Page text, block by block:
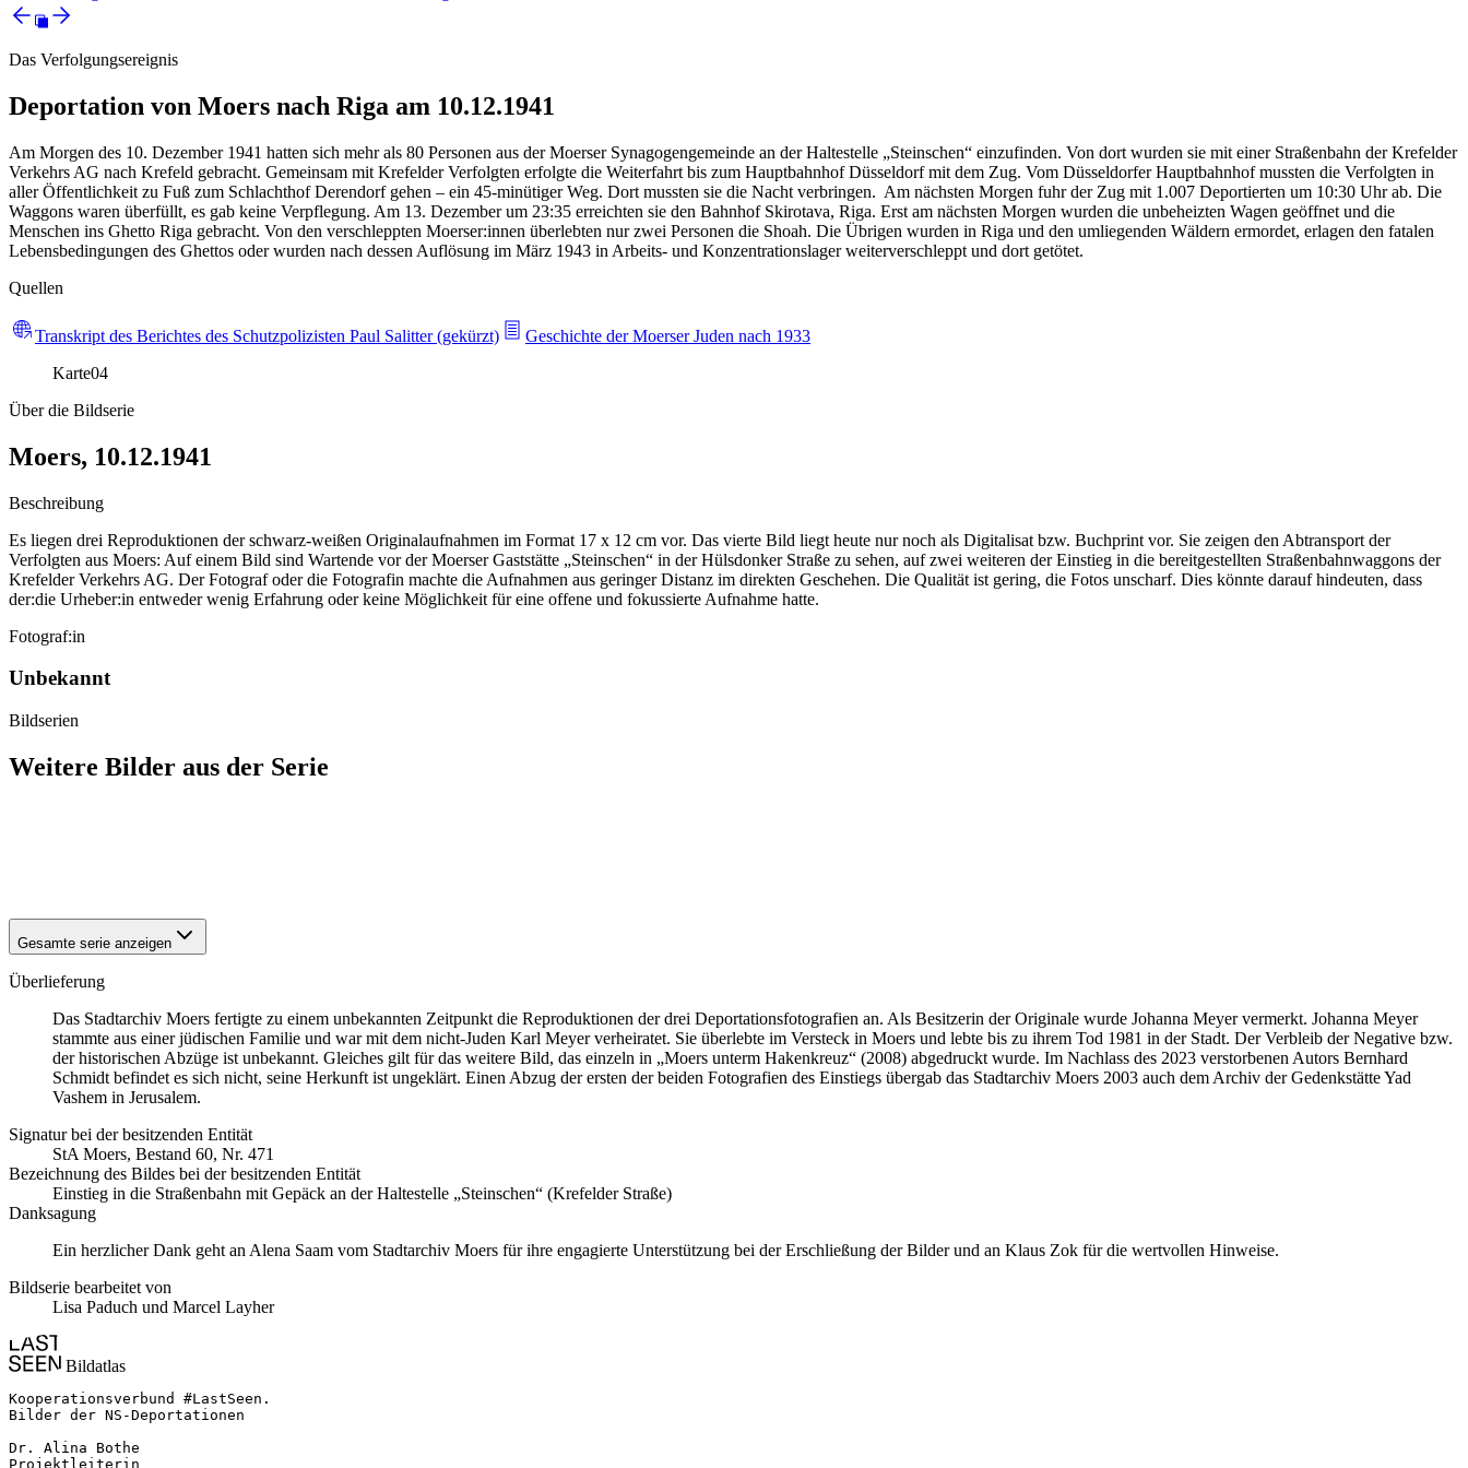
Das Verfolgungsereignis
Deportation von Moers nach Riga am 10.12.1941
Am Morgen des 10. Dezember 1941 hatten sich mehr als 80 Personen aus der Moerser Synagogengemeinde an der Haltestelle „Steinschen“ einzufinden. Von dort wurden sie mit einer Straßenbahn der Krefelder
Verkehrs AG nach Krefeld gebracht. Gemeinsam mit Krefelder Verfolgten erfolgte die Weiterfahrt bis zum Hauptbahnhof Düsseldorf mit dem Zug. Vom Düsseldorfer Hauptbahnhof mussten die Verfolgten in
aller Öffentlichkeit zu Fuß zum Schlachthof Derendorf gehen – ein 45-minütiger Weg. Dort mussten sie die Nacht verbringen. Am nächsten Morgen fuhr der Zug mit 1.007 Deportierten um 10:30 Uhr ab. Die
Waggons waren überfüllt, es gab keine Verpflegung. Am 13. Dezember um 23:35 erreichten sie den Bahnhof Skirotava, Riga. Erst am nächsten Morgen wurden die unbeheizten Wagen geöffnet und die
Menschen ins Ghetto Riga gebracht. Von den verschleppten Moerser:innen überlebten nur zwei Personen die Shoah. Die Übrigen wurden in Riga und den umliegenden Wäldern ermordet, erlagen den fatalen
Lebensbedingungen des Ghettos oder wurden nach dessen Auflösung im März 1943 in Arbeits- und Konzentrationslager weiterverschleppt und dort getötet.
Quellen
Transkript des Berichtes des Schutzpolizisten Paul Salitter (gekürzt)
Geschichte der Moerser Juden nach 1933
Karte04
Über die Bildserie
Moers, 10.12.1941
Beschreibung
Es liegen drei Reproduktionen der schwarz-weißen Originalaufnahmen im Format 17 x 12 cm vor. Das vierte Bild liegt heute nur noch als Digitalisat bzw. Buchprint vor. Sie zeigen den Abtransport der
Verfolgten aus Moers: Auf einem Bild sind Wartende vor der Moerser Gaststätte „Steinschen“ in der Hülsdonker Straße zu sehen, auf zwei weiteren der Einstieg in die bereitgestellten Straßenbahnwaggons der
Krefelder Verkehrs AG. Der Fotograf oder die Fotografin machte die Aufnahmen aus geringer Distanz im direkten Geschehen. Die Qualität ist gering, die Fotos unscharf. Dies könnte darauf hindeuten, dass
der:die Urheber:in entweder wenig Erfahrung oder keine Möglichkeit für eine offene und fokussierte Aufnahme hatte.
Fotograf:in
Unbekannt
Bildserien
Weitere Bilder aus der Serie
Gesamte serie anzeigen
Überlieferung
Das Stadtarchiv Moers fertigte zu einem unbekannten Zeitpunkt die Reproduktionen der drei Deportationsfotografien an. Als Besitzerin der Originale wurde Johanna Meyer vermerkt. Johanna Meyer
stammte aus einer jüdischen Familie und war mit dem nicht-Juden Karl Meyer verheiratet. Sie überlebte im Versteck in Moers und lebte bis zu ihrem Tod 1981 in der Stadt. Der Verbleib der Negative bzw.
der historischen Abzüge ist unbekannt. Gleiches gilt für das weitere Bild, das einzeln in „Moers unterm Hakenkreuz“ (2008) abgedruckt wurde. Im Nachlass des 2023 verstorbenen Autors Bernhard
Schmidt befindet es sich nicht, seine Herkunft ist ungeklärt. Einen Abzug der ersten der beiden Fotografien des Einstiegs übergab das Stadtarchiv Moers 2003 auch dem Archiv der Gedenkstätte Yad
Vashem in Jerusalem.
Signatur bei der besitzenden Entität
StA Moers, Bestand 60, Nr. 471
Bezeichnung des Bildes bei der besitzenden Entität
Einstieg in die Straßenbahn mit Gepäck an der Haltestelle „Steinschen“ (Krefelder Straße)
Danksagung
Ein herzlicher Dank geht an Alena Saam vom Stadtarchiv Moers für ihre engagierte Unterstützung bei der Erschließung der Bilder und an Klaus Zok für die wertvollen Hinweise.
Bildserie bearbeitet von
Lisa Paduch und Marcel Layher
Bildatlas
Kooperationsverbund #LastSeen.
Bilder der NS-Deportationen
Dr. Alina Bothe
Projektleiterin